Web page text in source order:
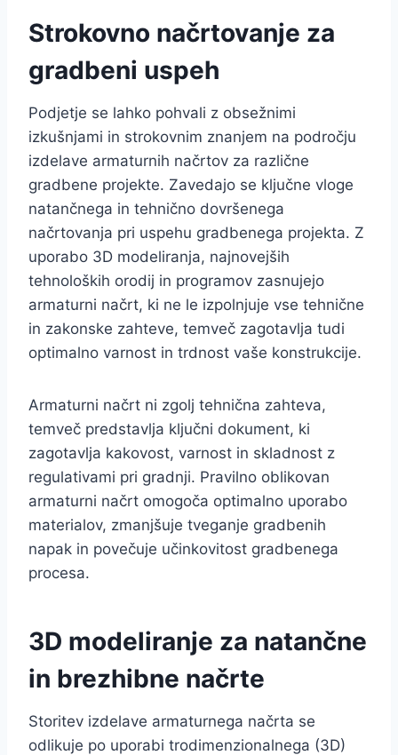
Strokovno načrtovanje za
gradbeni uspeh
Podjetje se lahko pohvali z obsežnimi
izkušnjami in strokovnim znanjem na področju
izdelave armaturnih načrtov za različne
gradbene projekte. Zavedajo se ključne vloge
natančnega in tehnično dovršenega
načrtovanja pri uspehu gradbenega projekta. Z
uporabo 3D modeliranja, najnovejših
tehnoloških orodij in programov zasnujejo
armaturni načrt, ki ne le izpolnjuje vse tehnične
in zakonske zahteve, temveč zagotavlja tudi
optimalno varnost in trdnost vaše konstrukcije.
Armaturni načrt ni zgolj tehnična zahteva,
temveč predstavlja ključni dokument, ki
zagotavlja kakovost, varnost in skladnost z
regulativami pri gradnji. Pravilno oblikovan
armaturni načrt omogoča optimalno uporabo
materialov, zmanjšuje tveganje gradbenih
napak in povečuje učinkovitost gradbenega
procesa.
3D modeliranje za natančne
in brezhibne načrte
Storitev izdelave armaturnega načrta se
odlikuje po uporabi trodimenzionalnega (3D)